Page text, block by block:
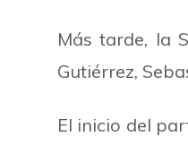
Más tarde, la
Gutiérrez,
El inicio del